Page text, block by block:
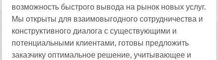
возможность быстрого вывода на рынок новых услуг.
Мы открыты для взаимовыгодного сотрудничества и
конструктивного диалога с существующими и
потенциальными клиентами, готовы предложить
заказчику оптимальное решение, учитывающее и